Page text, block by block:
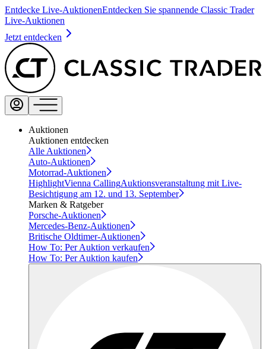
Entdecke Live-AuktionenEntdecken Sie spannende Classic Trader
Live-Auktionen
Jetzt entdecken
Auktionen
Auktionen entdecken
Alle Auktionen
Auto-Auktionen
Motorrad-Auktionen
HighlightVienna CallingAuktionsveranstaltung mit Live-
Besichtigung am 12. und 13. September
Marken & Ratgeber
Porsche-Auktionen
Mercedes-Benz-Auktionen
Britische Oldtimer-Auktionen
How To: Per Auktion verkaufen
How To: Per Auktion kaufen